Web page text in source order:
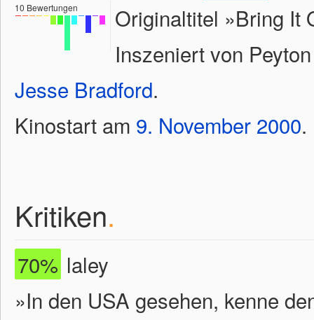
10 Bewertungen
Originaltitel »Bring It
Inszeniert von
Jesse Bradford.
Kinostart am 9. November 2000.
Kritiken.
70% laley
»In den USA gesehen, kenne